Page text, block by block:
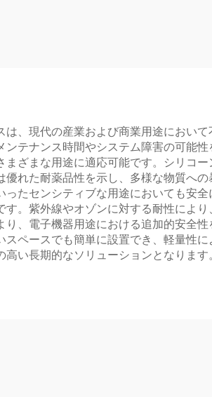
は、現代の産業および商業用途におい
ンテナンス時間やシステム障害の可能
まざまな用途に適応可能です。シリコ
優れた耐薬品性を示し、多様な物質へ
ったセンシティブな用途においても安
す。紫外線やオゾンに対する耐性によ
り、電子機器用途における追加的安全
スペースでも簡単に設置でき、軽量性
い長期的なソリューションとなります